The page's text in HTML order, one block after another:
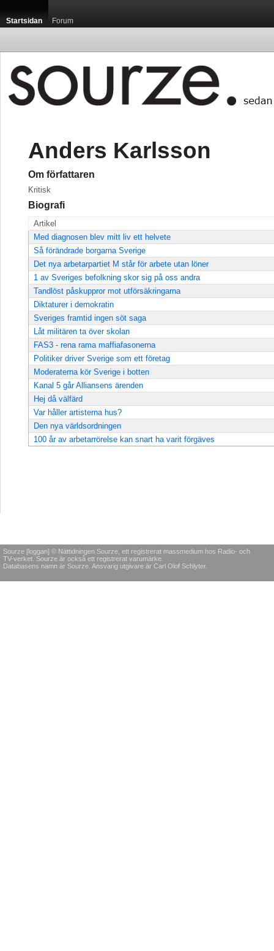
Startsidan Forum
Anders Karlsson
Om författaren
Kritisk
Biografi
Artikel
Med diagnosen blev mitt liv ett helvete
Så förändrade borgarna Sverige
Det nya arbetarpartiet M står för arbete utan löner
1 av Sveriges befolkning skor sig på oss andra
Tandlöst påskuppror mot utförsäkringarna
Diktaturer i demokratin
Sveriges framtid ingen söt saga
Låt militären ta över skolan
FAS3 - rena rama maffiafasonerna
Politiker driver Sverige som ett företag
Moderaterna kör Sverige i botten
Kanal 5 går Alliansens ärenden
Hej då välfärd
Var håller artisterna hus?
Den nya världsordningen
100 år av arbetarrörelse kan snart ha varit förgäves
Sourze [loggan] © Nättidningen Sourze, ett registrerat massmedium hos Radio- och
TV-verket. Sourze är också ett registrerat varumärke.
Databasens namn är Sourze. Ansvarig utgivare är Carl Olof Schlyter.